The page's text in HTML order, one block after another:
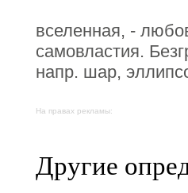
вселенная, -
самовластия.
напр. шар,
На правах рекламы:
Другие